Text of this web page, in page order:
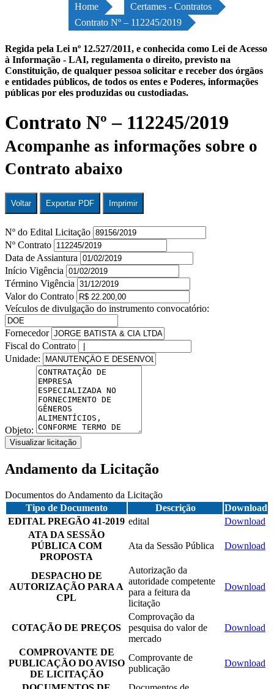
Home
Certames - Contratos
Contrato Nº – 112245/2019
Regida pela Lei nº 12.527/2011, e conhecida como Lei de Acesso
à Informação - LAI, regulamenta o direito, previsto na
Constituição, de qualquer pessoa solicitar e receber dos órgãos
e entidades públicos, de todos os entes e Poderes, informações
públicas por eles produzidas ou custodiadas.
Contrato Nº – 112245/2019
Acompanhe as informações sobre o
Contrato abaixo
Voltar Exportar PDF Imprimir
Nº do Edital Licitação
Nº Contrato
Data de Assiantura
Início Vigência
Término Vigência
Valor do Contrato
Veículos de divulgação do instrumento convocatório:
Fornecedor
Fiscal do Contrato
Unidade:
Objeto:
Visualizar licitação
Andamento da Licitação
Documentos do Andamento da Licitação
Tipo de Documento
Descrição
Download
EDITAL PREGÃO 41-2019 edital
Download
ATA DA SESSÃO
PÚBLICA COM
PROPOSTA
Ata da Sessão Pública Download
DESPACHO DE
AUTORIZAÇÃO PARA A
CPL
Autorização da
autoridade competente
para a feitura da
licitação
Download
COTAÇÃO DE PREÇOS
Comprovação da
pesquisa do valor de
mercado
Download
COMPROVANTE DE
PUBLICAÇÃO DO AVISO
DE LICITAÇÃO
Comprovante de
publicação
Download